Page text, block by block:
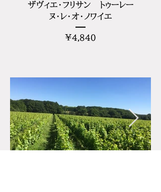
ザヴィエ・フリサン トゥーレー
ヌ・レ・オ・ノワイエ
¥4,840